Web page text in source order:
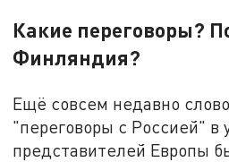
Какие переговоры?
Финляндия?
Ещё совсем недавно
"переговоры с Россией" в
представителей Европы